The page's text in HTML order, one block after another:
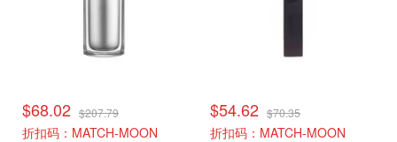
$68.02 $207.79
折扣码：MATCH-MOON
$54.62 $70.35
折扣码：MATCH-MOON